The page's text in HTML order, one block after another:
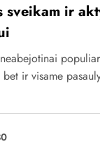
sveikam ir
ir visame